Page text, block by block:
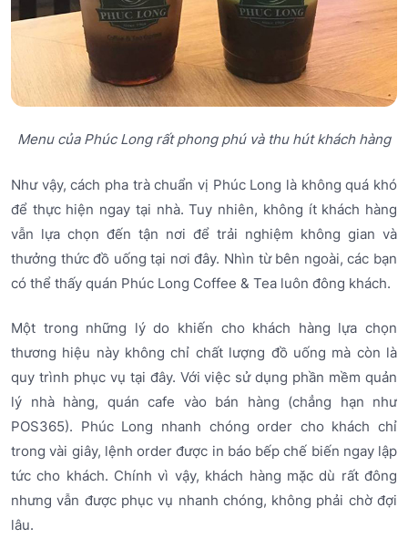
Menu của Phúc Long rất phong phú và thu hút khách hàng
Như vậy, cách pha trà chuẩn vị Phúc Long là không quá khó
để thực hiện ngay tại nhà. Tuy nhiên, không ít khách hàng
vẫn lựa chọn đến tận nơi để trải nghiệm không gian và
thưởng thức đồ uống tại nơi đây. Nhìn từ bên ngoài, các bạn
có thể thấy quán Phúc Long Coffee & Tea luôn đông khách.
Một trong những lý do khiến cho khách hàng lựa chọn
thương hiệu này không chỉ chất lượng đồ uống mà còn là
quy trình phục vụ tại đây. Với việc sử dụng phần mềm quản
lý nhà hàng, quán cafe vào bán hàng (chẳng hạn như
POS365). Phúc Long nhanh chóng order cho khách chỉ
trong vài giây, lệnh order được in báo bếp chế biến ngay lập
tức cho khách. Chính vì vậy, khách hàng mặc dù rất đông
nhưng vẫn được phục vụ nhanh chóng, không phải chờ đợi
lâu.